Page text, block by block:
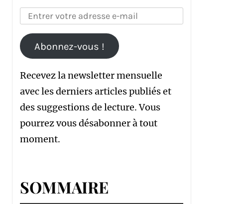
Abonnez-vous !
Recevez la newsletter mensuelle
avec les derniers articles publiés et
des suggestions de lecture. Vous
pourrez vous désabonner à tout
moment.
SOMMAIRE